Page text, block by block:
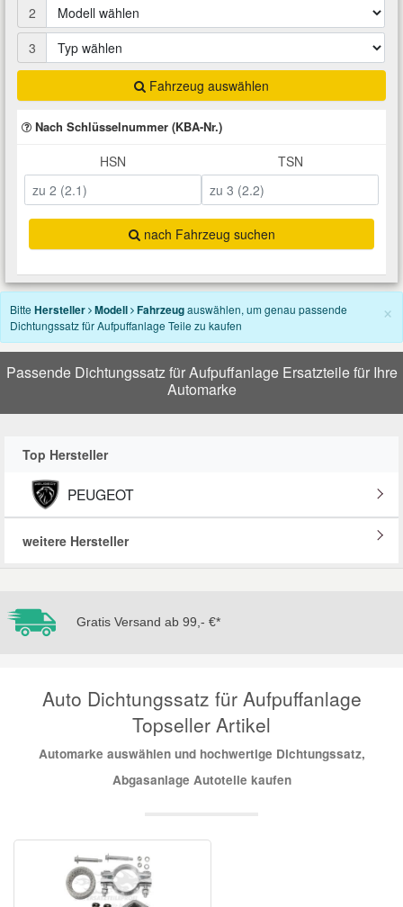
2
3
Fahrzeug auswählen
Nach Schlüsselnummer (KBA-Nr.)
HSN TSN
nach Fahrzeug suchen
×
Bitte Hersteller Modell Fahrzeugauswählen, um genau passende
Dichtungssatz für Aufpuffanlage Teile zu kaufen
Passende Dichtungssatz für Aufpuffanlage Ersatzteile für Ihre
Automarke
Top Hersteller
PEUGEOT
weitere Hersteller
Gratis Versand ab 99,- €*
Auto Dichtungssatz für Aufpuffanlage
Topseller Artikel
Automarke auswählen und hochwertige Dichtungssatz,
Abgasanlage Autoteile kaufen
Heizung und Klimaanlage
Kraftstoffsystem
Kühlung
Lenkung
Motor
Karosserieteile
Räder und Reifen
Scheibenreinigung
Zündanlage und Glühanlage
Montage
Reiniger
Rostlöser
Scheibenkleber
Schmiermittel
Total Motoröle
Druckluft Werkzeuge
Fahrwerk Werkzeuge
Halterung Abgasstrang
Handwerkzeuge
Kfz Spezialwerkzeuge
Leitungsverbinder
Motortechnik Werkzeuge
Prüf- und Messwerkzeuge
Karosserie Werkzeug
Glühlampen
Kfz-Pflege
Kofferraumwanne
Ladetechnik für Elektroautos
Marderschutz
Nachrüstwischer
Pannenhilfe
Reifen Zubehör
Werkstattbedarf
Winter-Autozubehör
VW Ersatzteile
Abarth Ersatzteile
Alfa Romeo Ersatzteile
Audi Ersatzteile
BMW Ersatzteile
Chevrolet Ersatzteile
Chrysler Ersatzteile
Cupra Ersatzteile
Daihatsu Ersatzteile
Dodge Ersatzteile
Hyundai Ersatzteile
Jeep Ersatzteile
Mazda Ersatzteile
Mercedes Ersatzteile